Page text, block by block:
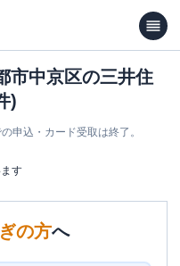
市中京区の三井住
)
申込・カード受取は終了。
す
の方へ